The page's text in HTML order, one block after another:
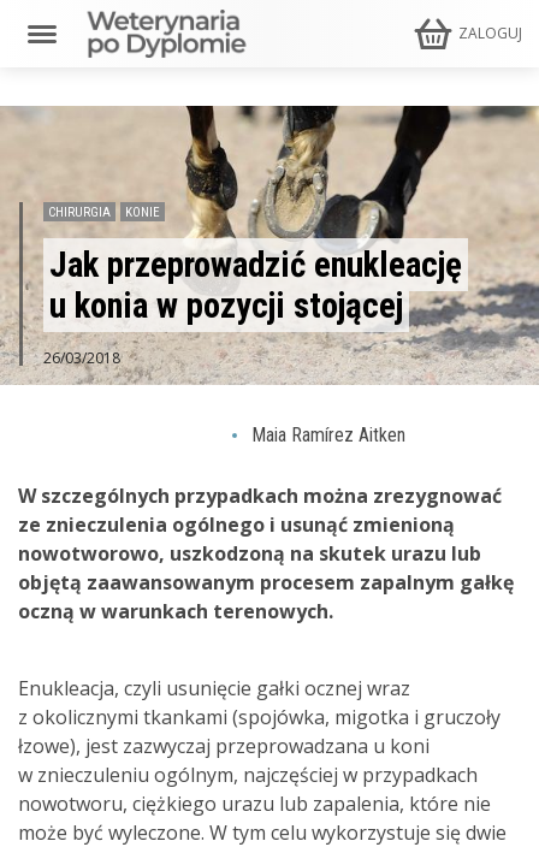
ZALOGUJ
CHIRURGIA KONIE
Jak przeprowadzić enukleację
u konia w pozycji stojącej
26/03/2018
Maia Ramírez Aitken
W szczególnych przypadkach można zrezygnować
ze znieczulenia ogólnego i usunąć zmienioną
nowotworowo, uszkodzoną na skutek urazu lub
objętą zaawansowanym procesem zapalnym gałkę
oczną w warunkach terenowych.
Enukleacja, czyli usunięcie gałki ocznej wraz
z okolicznymi tkankami (spojówka, migotka i gruczoły
łzowe), jest zazwyczaj przeprowadzana u koni
w znieczuleniu ogólnym, najczęściej w przypadkach
nowotworu, ciężkiego urazu lub zapalenia, które nie
może być wyleczone. W tym celu wykorzystuje się dwie